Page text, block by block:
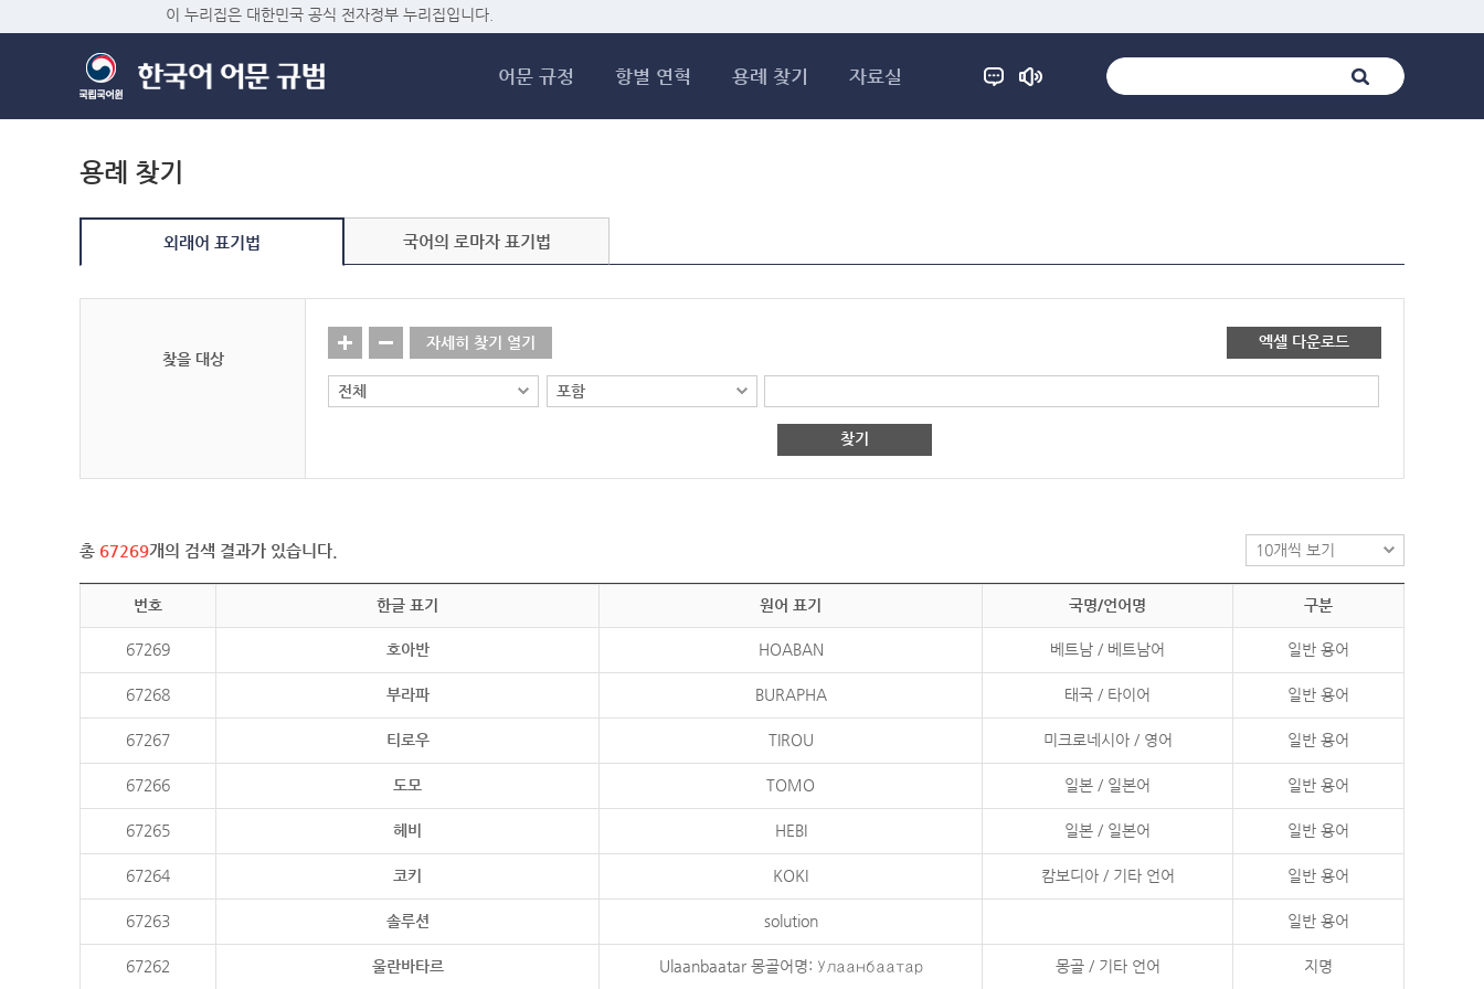
이 누리집은 대한민국 공식 전자정부 누리집입니다.
어문 규정 항별 연혁 용례 찾기 자료실
용례 찾기
외래어 표기법 국어의 로마자 표기법
찾을 대상
자세히 찾기 열기 엑셀 다운로드
찾기
총 67269개의 검색 결과가 있습니다.
번호 한글 표기 원어 표기 국명/언어명 구분
67269 호아반 HOABAN 베트남 / 베트남어 일반 용어
67268 부라파 BURAPHA 태국 / 타이어 일반 용어
67267 티로우 TIROU 미크로네시아 / 영어 일반 용어
67266 도모 TOMO 일본 / 일본어 일반 용어
67265 헤비 HEBI 일본 / 일본어 일반 용어
67264 코키 KOKI 캄보디아 / 기타 언어 일반 용어
67263 솔루션 solution 일반 용어
67262 울란바타르 Ulaanbaatar 몽골어명: Улаанбаатар 몽골 / 기타 언어 지명